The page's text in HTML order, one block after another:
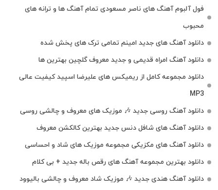
فول آلبوم آهنگ‌ های ناصر مسعودی تمام آهنگ‌ ها و ترانه‌ های
محبوب
دانلود آهنگ های جدید امینم تمامی ترک های پخش شده
دانلود آهنگ امراه قدیمی و جدید معروف گلچین بهترین ها
دانلود مجموعه کامل از ریمیکس های علیرضا اسپید کیفیت عالی
MP3
دانلود آهنگ روسی جدید 🎶 موزیک‌ های معروف و چالشی روسی
دانلود آهنگ های شافل دنس جدید بهترین کالکشن معروف
دانلود آهنگ‌ های مکزیکی مجموعه موزیک‌ های شاد و احساسی
دانلود بهترین مجموعه آهنگ های رقص باله جدید + بی کلام
دانلود آهنگ هندی جدید 🎶 موزیک شاد معروف و چالشی بالیوود